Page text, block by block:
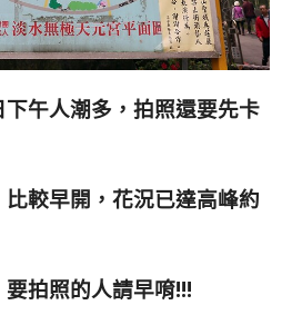
午人潮多，拍照還要先卡
較早開，花況已達高峰約
拍照的人請早唷!!!